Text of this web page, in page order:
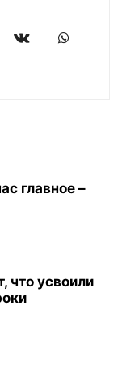
главное –
что усвоили